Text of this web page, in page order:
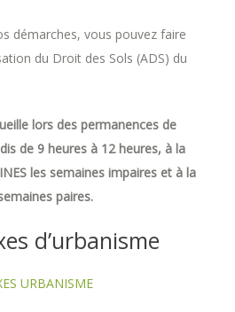
démarches, vous pouvez faire
du Droit des Sols (ADS) du
lors des permanences de
de 9 heures à 12 heures, à la
les semaines impaires et à la
paires.
d’urbanisme
URBANISME